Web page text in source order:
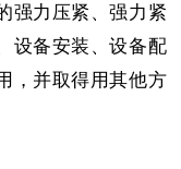
强力压紧、强力紧
设备安装、设备配
，并取得用其他方